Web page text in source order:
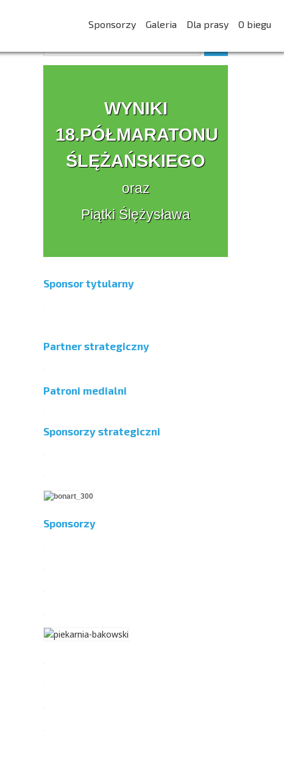
Sponsorzy Galeria Dla prasy O biegu
WYNIKI
18.PÓŁMARATONU
ŚLĘŻAŃSKIEGO
oraz
Piątki Ślężysława
Sponsor tytularny
Partner strategiczny
Patroni medialni
Sponsorzy strategiczni
Sponsorzy